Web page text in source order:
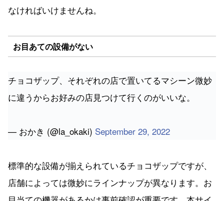
なければいけませんね。
お目あての設備がない
チョコザップ、それぞれの店で置いてるマシーン微妙
に違うからお好みの店見つけて行くのがいいな。
— おかき (@la_okaki) September 29, 2022
標準的な設備が揃えられているチョコザップですが、
店舗によっては微妙にラインナップが異なります。お